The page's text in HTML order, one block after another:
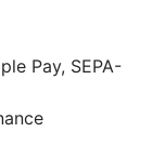
Pay, SEPA-